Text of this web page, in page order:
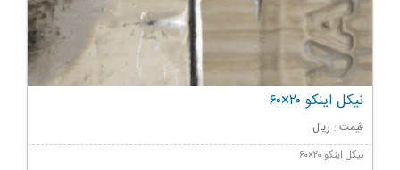
نیکل اینکو ۲۰×۶۰
قیمت : ریال
نیکل اینکو ۲۰×۶۰